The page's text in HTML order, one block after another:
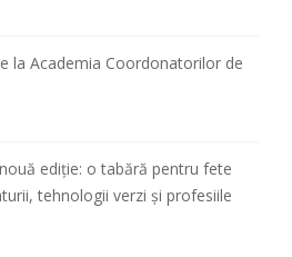
la Academia Coordonatorilor de
ediție: o tabără pentru fete
tehnologii verzi și profesiile